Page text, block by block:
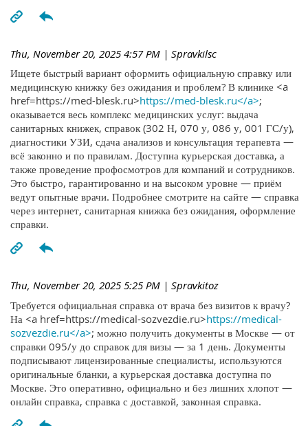
Thu, November 20, 2025 4:57 PM | Spravkilsc
Ищете быстрый вариант оформить официальную справку или
медицинскую книжку без ожидания и проблем? В клинике <a
href=https://med-blesk.ru>https://med-blesk.ru</a>;
оказывается весь комплекс медицинских услуг: выдача
санитарных книжек, справок (302 Н, 070 у, 086 у, 001 ГС/у),
диагностики УЗИ, сдача анализов и консультация терапевта —
всё законно и по правилам. Доступна курьерская доставка, а
также проведение профосмотров для компаний и сотрудников.
Это быстро, гарантированно и на высоком уровне — приём
ведут опытные врачи. Подробнее смотрите на сайте — справка
через интернет, санитарная книжка без ожидания, оформление
справки.
Thu, November 20, 2025 5:25 PM | Spravkitoz
Требуется официальная справка от врача без визитов к врачу?
На <a href=https://medical-sozvezdie.ru>https://medical-
sozvezdie.ru</a>; можно получить документы в Москве — от
справки 095/у до справок для визы — за 1 день. Документы
подписывают лицензированные специалисты, используются
оригинальные бланки, а курьерская доставка доступна по
Москве. Это оперативно, официально и без лишних хлопот —
онлайн справка, справка с доставкой, законная справка.